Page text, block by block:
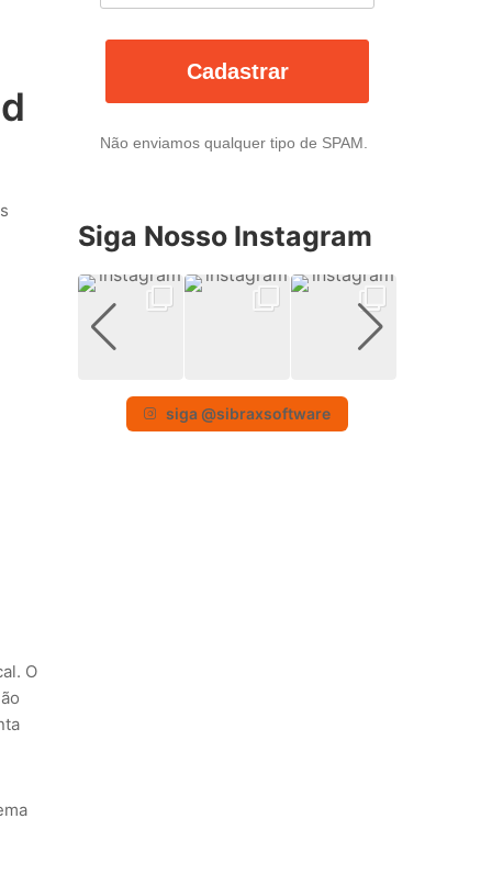
O
Cadastrar
Não enviamos qualquer tipo de SPAM.
Siga Nosso Instagram
siga @sibraxsoftware